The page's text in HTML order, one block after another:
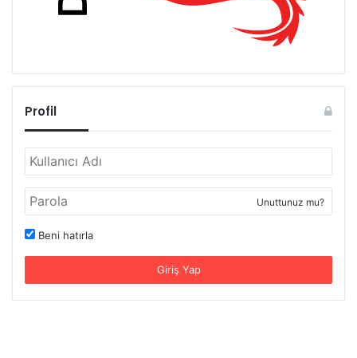
Profil
Unuttunuz mu?
Beni hatırla
Giriş Yap